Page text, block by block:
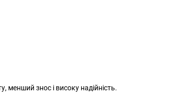
менший знос і високу надійність.